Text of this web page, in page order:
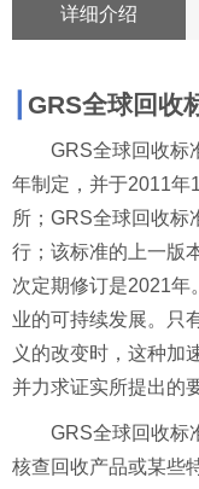
详细介绍
GRS全球回收
GRS全球回收标
年制定，并于2011年1
所； GRS全球回收标
行；该标准的上一版
次定期修订是2021年
业的可持续发展。只
义的改变时，这种加
并力求证实所提出的
GRS全球回收标
核查回收产品或某些